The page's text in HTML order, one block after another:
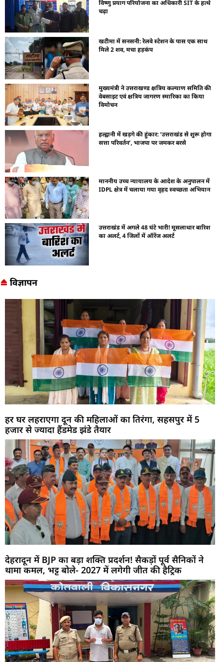
विष्णु प्रयाग परियोजना का अधिकारी SIT के हत्थे
चढ़ा
खटीमा में सनसनी: रेलवे स्टेशन के पास एक साथ
मिले 2 शव, मचा हड़कंप
मुख्यमंत्री ने उत्तराखण्ड क्षत्रिय कल्याण समिति की
वेबसाइट एवं क्षत्रिय जागरण स्मारिका का किया
विमोचन
हल्द्वानी में खड़गे की हुंकार: ‘उत्तराखंड से शुरू होगा
सत्ता परिवर्तन’, भाजपा पर जमकर बरसे
माननीय उच्च न्यायालय के आदेश के अनुपालन में
IDPL क्षेत्र में चलाया गया वृहद स्वच्छता अभियान
उत्तराखंड में अगले 48 घंटे भारी! मूसलाधार बारिश
का अलर्ट, 4 जिलों में ऑरेंज अलर्ट
विज्ञापन
हर घर लहराएगा दून की महिलाओं का तिरंगा, सहसपुर में 5
हजार से ज्यादा हैंडमेड झंडे तैयार
देहरादून में BJP का बड़ा शक्ति प्रदर्शन! सैकड़ों पूर्व सैनिकों ने
थामा कमल, भट्ट बोले- 2027 में लगेगी जीत की हैट्रिक